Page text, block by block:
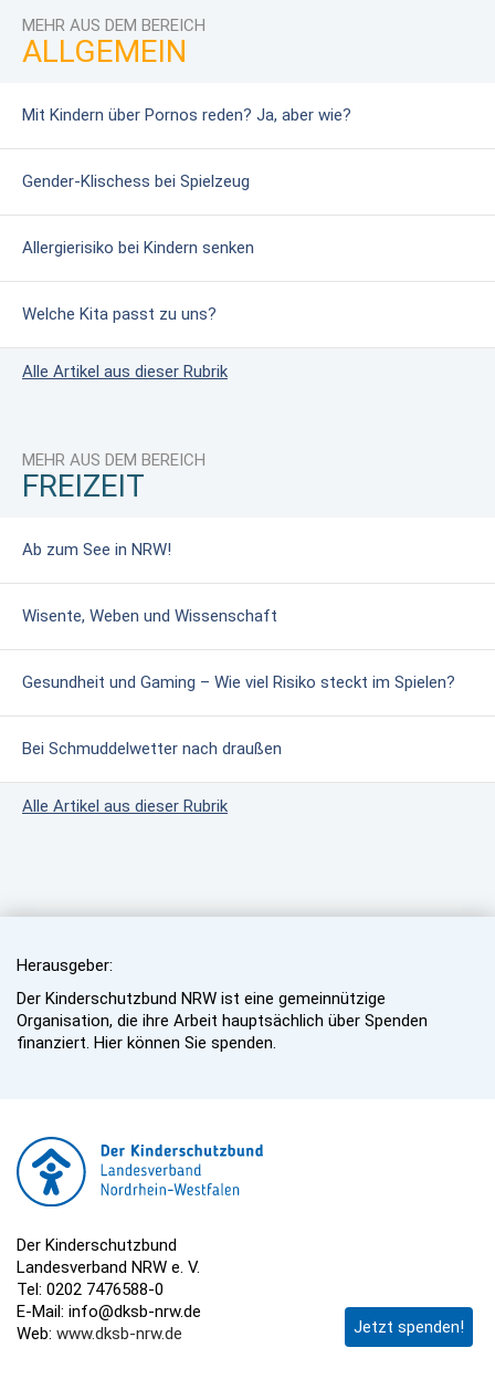
MEHR AUS DEM BEREICH
ALLGEMEIN
Mit Kindern über Pornos reden? Ja, aber wie?
Gender-Klischess bei Spielzeug
Allergierisiko bei Kindern senken
Welche Kita passt zu uns?
Alle Artikel aus dieser Rubrik
MEHR AUS DEM BEREICH
FREIZEIT
Ab zum See in NRW!
Wisente, Weben und Wissenschaft
Gesundheit und Gaming – Wie viel Risiko steckt im Spielen?
Bei Schmuddelwetter nach draußen
Alle Artikel aus dieser Rubrik
Herausgeber:
Der Kinderschutzbund NRW ist eine gemeinnützige
Organisation, die ihre Arbeit hauptsächlich über Spenden
finanziert. Hier können Sie spenden.
Jetzt spenden!
Der Kinderschutzbund
Landesverband NRW e. V.
Tel: 0202 7476588-0
E-Mail: info@dksb-nrw.de
Web: www.dksb-nrw.de